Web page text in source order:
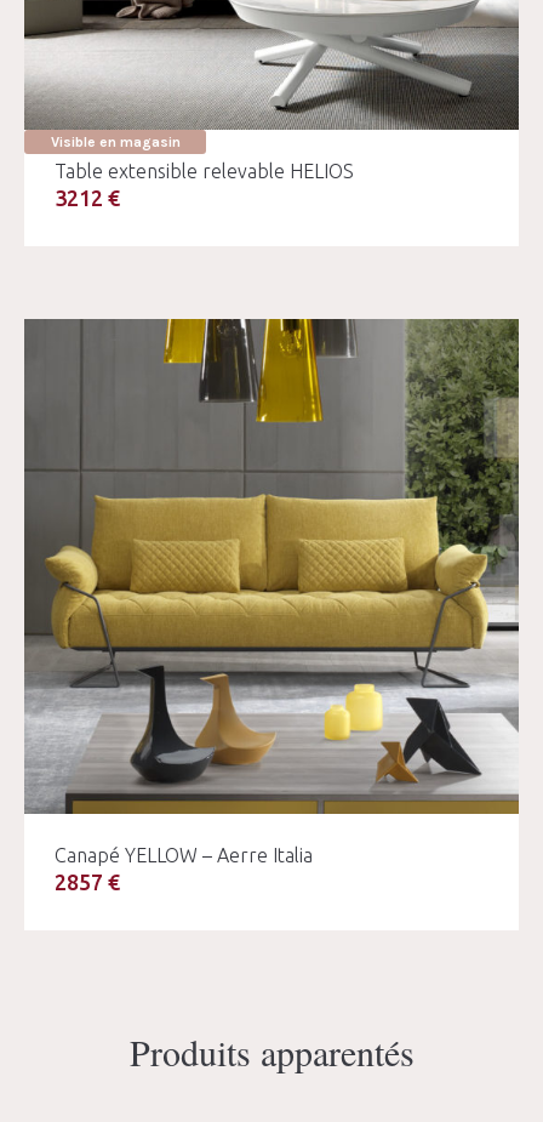
Visible en magasin
Table extensible relevable HELIOS
3212 €
Canapé YELLOW – Aerre Italia
2857 €
Produits apparentés